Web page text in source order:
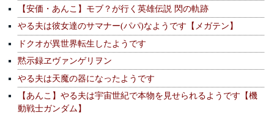
【安価・あんこ】モブ？が行く英雄伝説 閃の軌跡
やる夫は彼女達のサマナー(パパ)なようです【メガテン】
ドクオが異世界転生したようです
黙示録ヱヴァンゲリヲン
やる夫は天魔の器になったようです
【あんこ】やる夫は宇宙世紀で本物を見せられるようです【機
動戦士ガンダム】